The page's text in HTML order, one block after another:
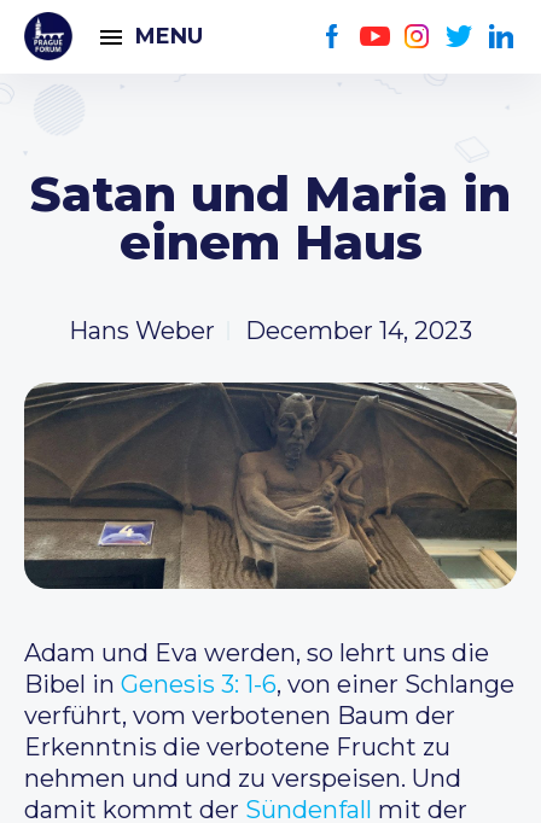
MENU
Satan und Maria in
einem Haus
Hans Weber December 14, 2023
Adam und Eva werden, so lehrt uns die
Bibel in Genesis 3: 1-6, von einer Schlange
verführt, vom verbotenen Baum der
Erkenntnis die verbotene Frucht zu
nehmen und und zu verspeisen. Und
damit kommt der Sündenfall mit der